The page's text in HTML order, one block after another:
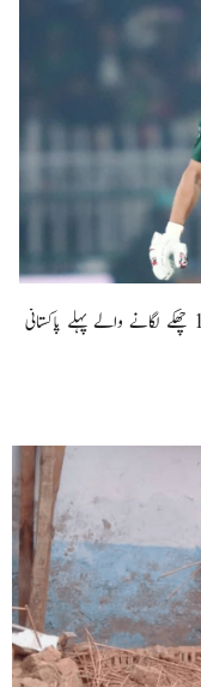
صاحبزادہ فرحان ایک سال میں ٹی ٹوئنٹی کرکٹ میں 100 چھکے لگانے والے پہلے پاکستانی